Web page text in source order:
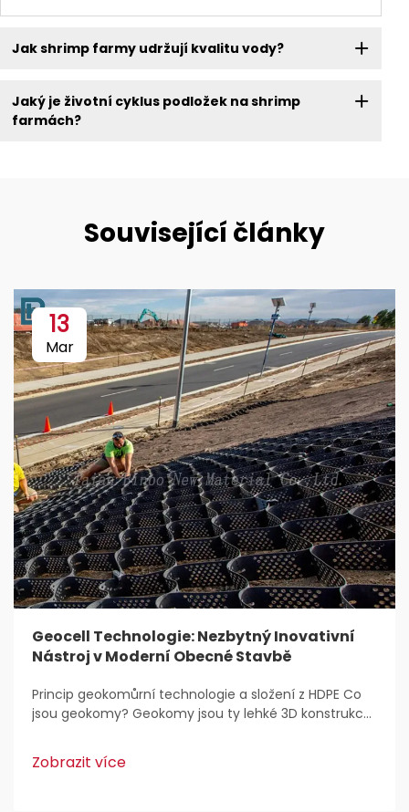
Jak shrimp farmy udržují kvalitu vody?
Jaký je životní cyklus podložek na shrimp
farmách?
Související články
13
Mar
Geocell Technologie: Nezbytný Inovativní
Nástroj v Moderní Obecné Stavbě
Princip geokomůrní technologie a složení z HDPE Co
jsou geokomy? Geokomy jsou ty lehké 3D konstrukce,
půdy v rámci stavebních prací. Inženýři je zbožňují,
protože...
Zobrazit více